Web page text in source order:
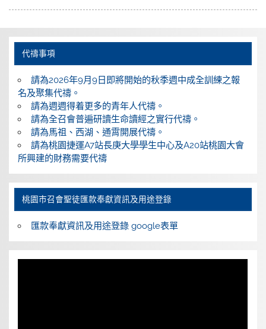
代禱事項
請為2026年9月9日即將開始的秋季週中成全訓練之報
名及聚集代禱。
請為週週得着更多的青年人代禱。
請為全召會普遍研讀生命讀經之實行代禱。
請為馬祖、西湖、通霄開展代禱。
請為桃園捷運A7站長庚大學學生中心及A20站桃園大會
所興建的財務需要代禱
桃園巿召會聖徒匯款奉獻資訊及用途登錄
匯款奉獻資訊及用途登錄 google表單